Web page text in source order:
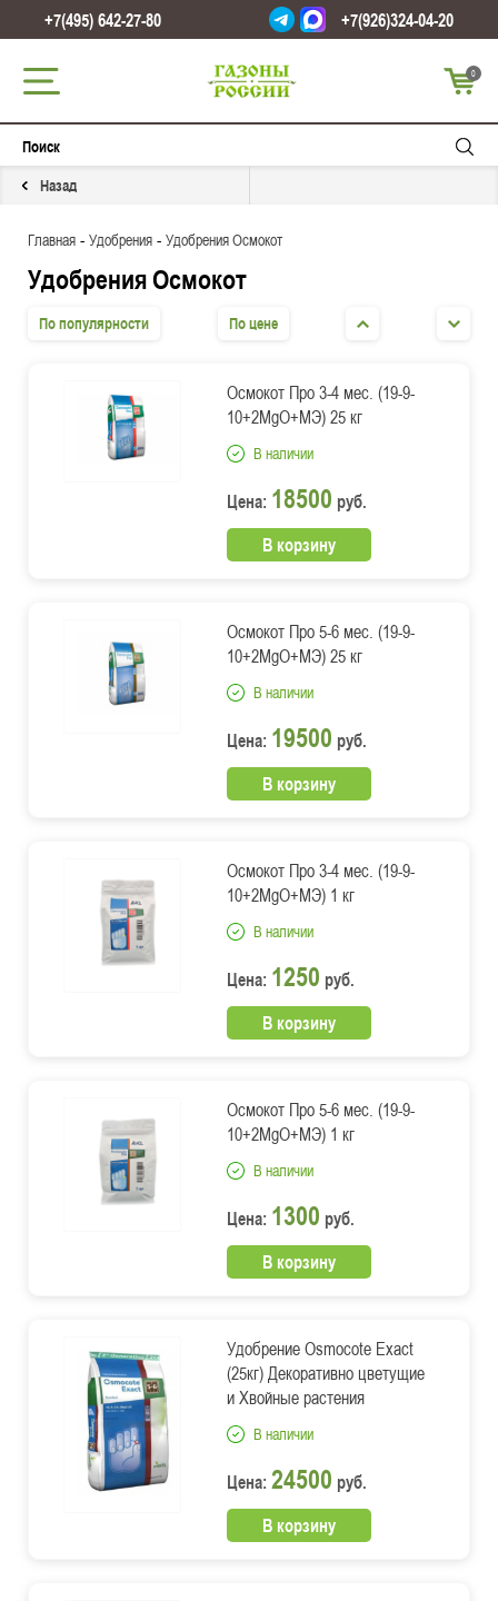
+7(495) 642-27-80 +7(926)324-04-20
0
Назад
Главная - Удобрения - Удобрения Осмокот
Удобрения Осмокот
По популярности По цене
Осмокот Про 3-4 мес. (19-9-
10+2MgO+МЭ) 25 кг
В наличии
Цена: 18500 руб.
В корзину
Осмокот Про 5-6 мес. (19-9-
10+2MgO+МЭ) 25 кг
В наличии
Цена: 19500 руб.
В корзину
Осмокот Про 3-4 мес. (19-9-
10+2MgO+МЭ) 1 кг
В наличии
Цена: 1250 руб.
В корзину
Осмокот Про 5-6 мес. (19-9-
10+2MgO+МЭ) 1 кг
В наличии
Цена: 1300 руб.
В корзину
Удобрение Osmocote Exact
(25кг) Декоративно цветущие
и Хвойные растения
В наличии
Цена: 24500 руб.
В корзину